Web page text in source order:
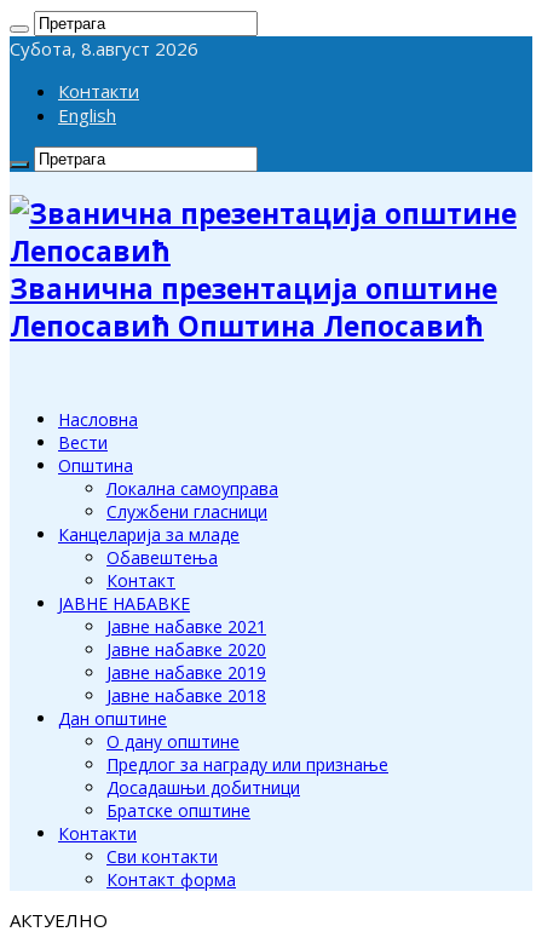
Субота, 8.август 2026
Контакти
English
Званична презентација општине
Лепосавић Општина Лепосавић
Насловна
Вести
Општина
Локална самоуправа
Службени гласници
Канцеларија за младе
Обавештења
Контакт
ЈАВНЕ НАБАВКЕ
Јавне набавке 2021
Јавне набавке 2020
Јавне набавке 2019
Јавне набавке 2018
Дан општине
О дану општине
Предлог за награду или признање
Досадашњи добитници
Братске општине
Контакти
Сви контакти
Контакт форма
АКТУЕЛНО